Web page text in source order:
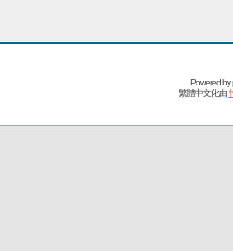
Powered by
繁體中文化由